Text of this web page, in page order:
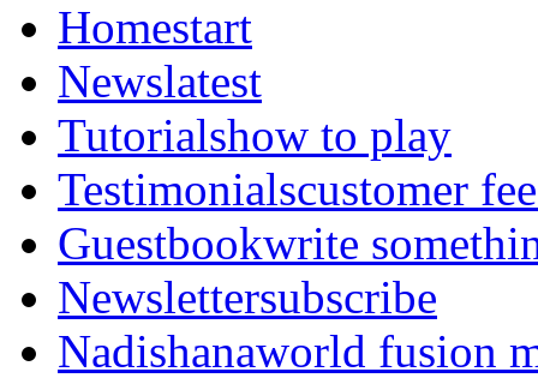
Homestart
Newslatest
Tutorialshow to play
Testimonialscustomer
Guestbookwrite
Newslettersubscribe
Nadishanaworld fusion